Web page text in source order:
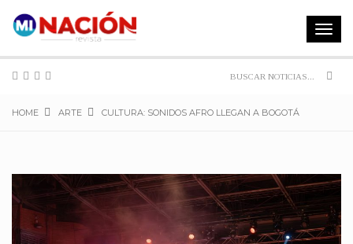
Toggle
HOME ARTE CULTURA: SONIDOS AFRO LLEGAN A BOGOTÁ